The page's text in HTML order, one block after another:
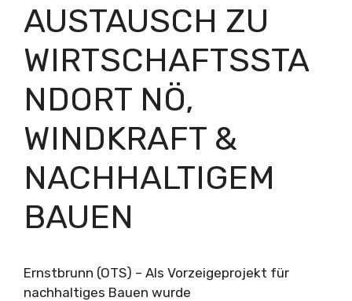
AUSTAUSCH ZU
WIRTSCHAFTSSTA
NDORT NÖ,
WINDKRAFT &
NACHHALTIGEM
BAUEN
Ernstbrunn (OTS) – Als Vorzeigeprojekt für
nachhaltiges Bauen wurde